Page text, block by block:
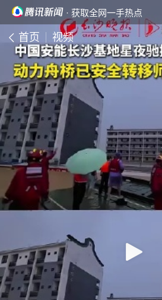
· 获取全网一手热点
首页 视频